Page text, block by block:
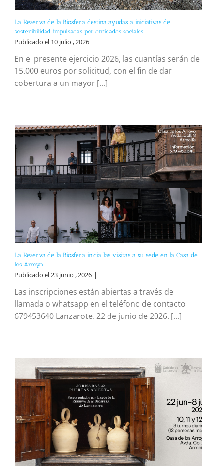
La Reserva de la Biosfera destina ayudas a iniciativas de
sostenibilidad impulsadas por entidades sociales
Publicado el 10 julio , 2026 |
En el presente ejercicio 2026, las cuantías serán de
15.000 euros por solicitud, con el fin de dar
cobertura a un mayor [...]
La Reserva de la Biosfera inicia las visitas a su sede en la Casa de
los Arroyo
Publicado el 23 junio , 2026 |
Las inscripciones están abiertas a través de
llamada o whatsapp en el teléfono de contacto
679453640 Lanzarote, 22 de junio de 2026. [...]